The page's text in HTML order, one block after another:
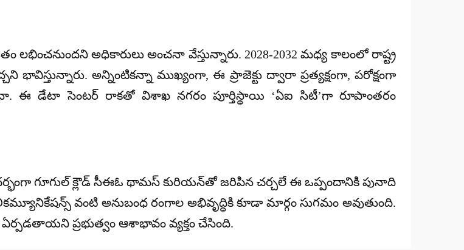
లభించనుందని అధికారులు అంచనా వేస్తున్నారు. 2028-2032 మధ్య కాలంలో రాష్ట్ర
భావిస్తున్నారు. అన్నింటికన్నా ముఖ్యంగా, ఈ ప్రాజెక్టు ద్వారా ప్రత్యక్షంగా, పరోక్షంగా
ఈ డేటా సెంటర్ రాకతో విశాఖ నగరం పూర్తిస్థాయి ‘ఏఐ సిటీ’గా రూపాంతరం
గూగుల్ క్లౌడ్ సీఈఓ థామస్ కురియన్‌తో జరిపిన చర్చలే ఈ ఒప్పందానికి పునాది
వంటి అనుబంధ రంగాల అభివృద్ధికి కూడా మార్గం సుగమం అవుతుంది.
ప్రభుత్వం ఆశాభావం వ్యక్తం చేసింది.